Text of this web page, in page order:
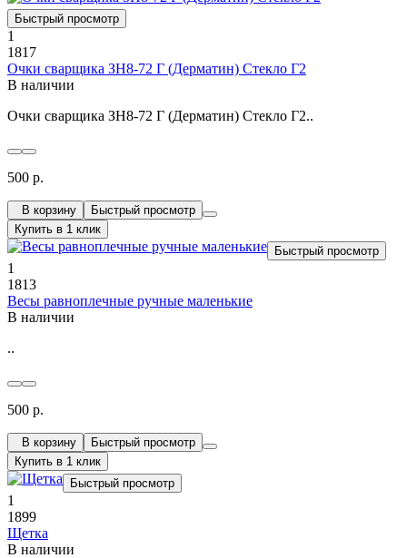
Быстрый просмотр
1
1817
Очки сварщика ЗН8-72 Г (Дерматин) Стекло Г2
В наличии
Очки сварщика ЗН8-72 Г (Дерматин) Стекло Г2..
500 р.
В корзину
Быстрый просмотр
Купить в 1 клик
Быстрый просмотр
1
1813
Весы равноплечные ручные маленькие
В наличии
..
500 р.
В корзину
Быстрый просмотр
Купить в 1 клик
Быстрый просмотр
1
1899
Щетка
В наличии